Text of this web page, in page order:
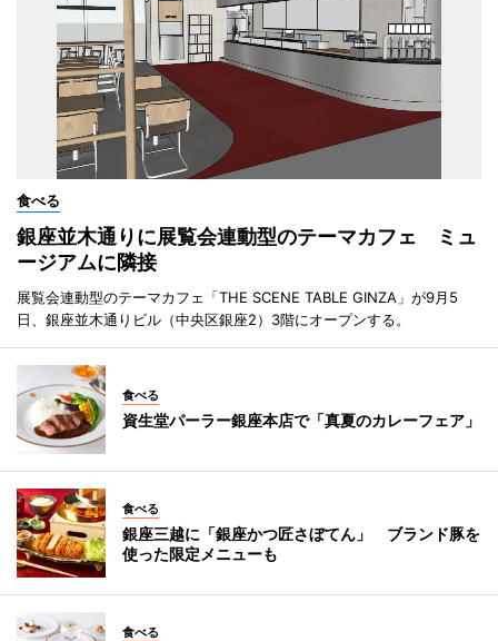
食べる
銀座並木通りに展覧会連動型のテーマカフェ ミュ
ージアムに隣接
展覧会連動型のテーマカフェ「THE SCENE TABLE GINZA」が9月5
日、銀座並木通りビル（中央区銀座2）3階にオープンする。
食べる
資生堂パーラー銀座本店で「真夏のカレーフェア」
食べる
銀座三越に「銀座かつ匠さぼてん」 ブランド豚を
使った限定メニューも
食べる